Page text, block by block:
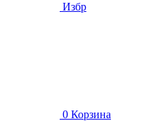
Избр
0 Корзина